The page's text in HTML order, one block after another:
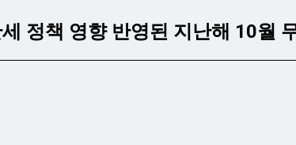
정책 영향 반영된 지난해 10월